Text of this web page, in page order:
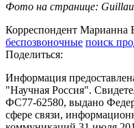
Фото на странице:
Корреспондент Марианна
беспозвоночные поиск
Поделиться:
Информация
"Научная Россия".
ФС77-62580, выдано
сфере связи,